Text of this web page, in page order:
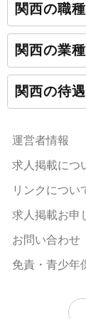
関西の職
関西の業
関西の待
運営者情報
求人掲載につ
リンクについ
求人掲載お申
お問い合わせ
免責・青少年